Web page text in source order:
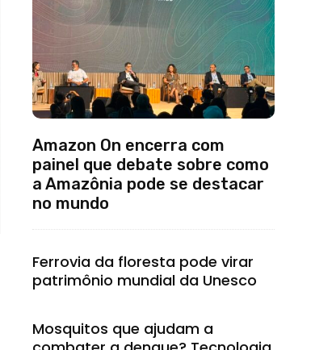
Amazon On encerra com
painel que debate sobre como
a Amazônia pode se destacar
no mundo
Ferrovia da floresta pode virar
patrimônio mundial da Unesco
Mosquitos que ajudam a